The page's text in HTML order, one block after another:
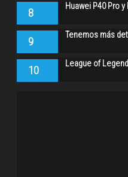
8 Huawei P40 Pro
9 Tenemos más
10 League of